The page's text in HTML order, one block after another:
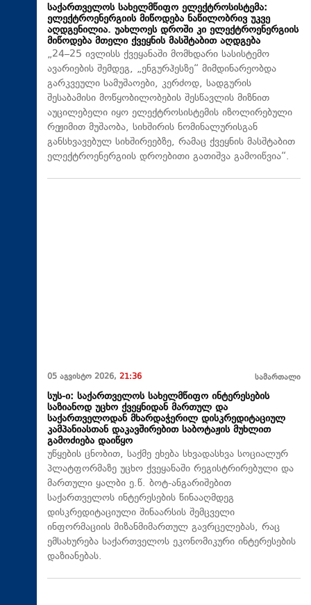
საქართველოს სახელმწიფო ელექტროსისტემა:
ელექტროენერგიის მიწოდება ნაწილობრივ უკვე
აღდგენილია. უახლოეს დროში კი ელექტროენერგიის
მიწოდება მთელი ქვეყნის მასშტაბით აღდგება
„24–25 ივლისს ქვეყანაში მომხდარი სასისტემო
ავარიების შემდეგ, „ენგურჰესზე“ მიმდინარეობდა
გარკვეული სამუშაოები, კერძოდ, სადგურის
შესაბამისი მოწყობილობების შესწავლის მიზნით
აუცილებელი იყო ელექტროსისტემის იზოლირებული
რეჟიმით მუშაობა, სიხშირის ნომინალურისგან
განსხვავებულ სიხშირეებზე, რამაც ქვეყნის მასშტაბით
ელექტროენერგიის დროებითი გათიშვა გამოიწვია“.
05 აგვისტო 2026, 21:36 სამართალი
სუს-ი: საქართველოს სახელმწიფო ინტერესების
საზიანოდ უცხო ქვეყნიდან მართულ და
საქართველოდან მხარდაჭერილ დისკრედიტაციულ
კამპანიასთან დაკავშირებით საბოტაჟის მუხლით
გამოძიება დაიწყო
უწყების ცნობით, საქმე ეხება სხვადასხვა სოციალურ
პლატფორმაზე უცხო ქვეყანაში რეგისტრირებული და
მართული ყალბი ე.წ. ბოტ-ანგარიშებით
საქართველოს ინტერესების წინააღმდეგ
დისკრედიტაციული შინაარსის შემცველი
ინფორმაციის მიზანმიმართულ გავრცელებას, რაც
ემსახურება საქართველოს ეკონომიკური ინტერესების
დაზიანებას.